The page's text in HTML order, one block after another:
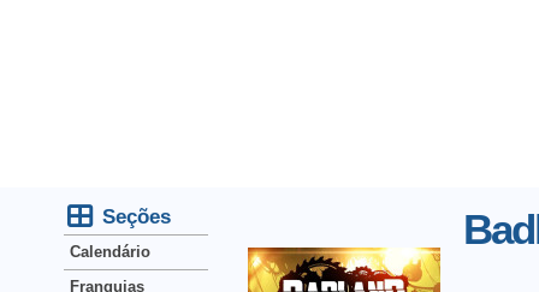
Seções
Calendário
Franquias